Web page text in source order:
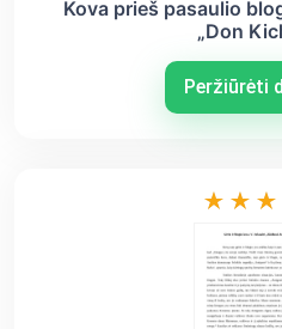
Kova prieš pasaulio
„Don
Peržiūrėti